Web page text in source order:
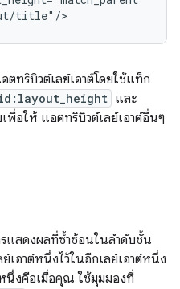
title"/>
ตทริบิวต์เลย์เอาต์โดยใช้แท็ก
และ
พื่อให้ แอตทริบิวต์เลย์เอาต์อื่นๆ
แสดงผลที่ซ้ำซ้อนในลำดับชั้น
เอาต์หนึ่งไว้ในอีกเลย์เอาต์หนึ่ง
นึ่งคือเมื่อคุณ ใช้มุมมองที่